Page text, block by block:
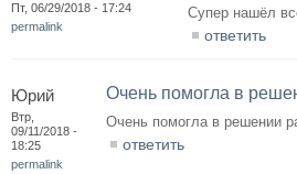
Пт, 06/29/2018 - 17:24
permalink
Супер нашёл
ответить
Юрий
Втр,
09/11/2018 -
18:25
permalink
Очень помогла в
Очень помогла в решении
ответить